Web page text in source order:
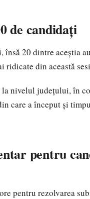
de candidați
însă 20 dintre aceștia
ridicate din această
la nivelul județului, în
care a început și
pentru
pentru rezolvarea